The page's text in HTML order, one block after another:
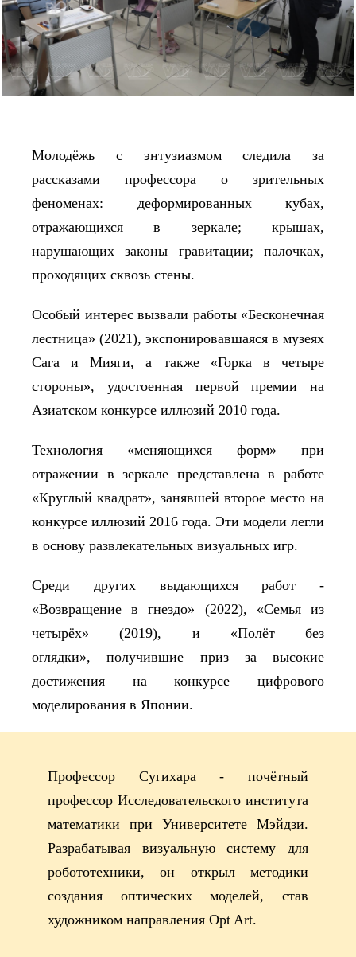
Молодёжь с энтузиазмом следила за
рассказами профессора о зрительных
феноменах: деформированных кубах,
отражающихся в зеркале; крышах,
нарушающих законы гравитации; палочках,
проходящих сквозь стены.
Особый интерес вызвали работы «Бесконечная
лестница» (2021), экспонировавшаяся в музеях
Сага и Мияги, а также «Горка в четыре
стороны», удостоенная
первой премии на
Азиатском конкурсе иллюзий 2010 года.
Технология «меняющихся форм» при
отражении в зеркале представлена в работе
«Круглый квадрат», занявшей второе место на
конкурсе иллюзий 2016 года. Эти модели легли
в основу развлекательных визуальных игр.
Среди других выдающихся работ -
«Возвращение в гнездо» (2022), «Семья из
четырёх» (2019), и «Полёт без
оглядки», получившие
приз за высокие
достижения на конкурсе цифрового
моделирования в Японии.
Профессор Сугихара - почётный
профессор Исследовательского института
математики при Университете Мэйдзи.
Разрабатывая визуальную систему для
робототехники, он открыл методики
создания оптических моделей, став
художником направления Opt Art.